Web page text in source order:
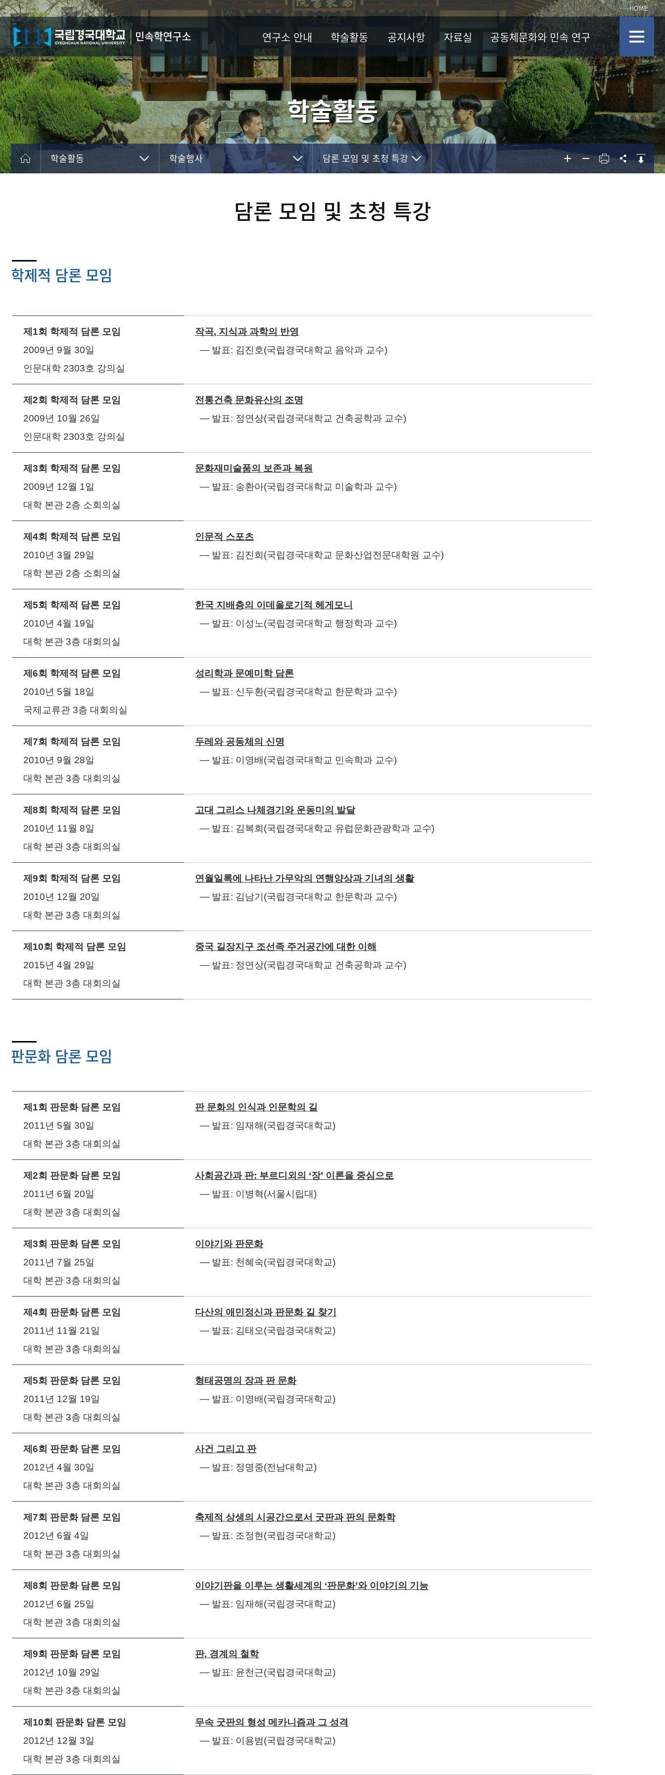
HOME
연구소 안내
인사말
소개
연혁
조직과 구성원
중·장기발전계획
대학중점연구소지원사업
오시는 길
학술활동
학술행사
학술총서
학술지
웹진
아카데미/공모전
공지사항 자료실
사진첩
공동체문화와 민속 연구
논문 투고
투고 규정
편집위원회 규정
학술지 발간 및 심사에 관한 규정
연구윤리위원회 규정
논문 검색
논문 투고
투고 규정
편집위원회 규정
학술지 발간 및 심사에 관한 규정
연구윤리위원회 규정
논문 검색
학술활동
학술활동
부가정보
학술행사 담론 모임 및 초청 특강
담론 모임 및 초청 특강
2009~2018년
담론 모임 및 초청 특강
학제적 담론 모임
제 1회 학제적 담론 모임
2009년 9월 30일
인문대학 2303호 강의실
작곡, 지식과 과학의 반영
― 발표: 김진호(국립경국대학교 음악과 교수)
제2회 학제적 담론 모임
2009년 10월 26일
인문대학 2303호 강의실
전통건축 문화유산의 조명
― 발표: 정연상(국립경국대학교 건축공학과 교수)
제3회 학제적 담론 모임
2009년 12월 1일
대학 본관 2층 소회의실
문화재미술품의 보존과 복원
― 발표: 송환아(국립경국대학교 미술학과 교수)
제4회 학제적 담론 모임
2010년 3월 29일
대학 본관 2층 소회의실
인문적 스포츠
― 발표: 김진희 (국립경국대학교 문화산업전문대학원 교수)
제5회 학제적 담론 모임
2010년 4월 19일
대학 본관 3층 대회의실
한국 지배층의 이데올로기적 헤게모니
― 발표: 이성노(국립경국대학교 행정학과 교수)
제6회 학제적 담론 모임
2010년 5월 18일
국제교류관 3층 대회의실
성리학과 문예미학 담론
― 발표: 신두환(국립경국대학교 한문학과 교수)
제7회 학제적 담론 모임
2010년 9월 28일
대학 본관 3층 대회의실
두레와 공동체의 신명
― 발표: 이영배 (국립경국대학교 민속학과 교수)
제8회 학제적 담론 모임
2010년 11월 8일
대학 본관 3층 대회의실
고대 그리스 나체경기와 운동미의 발달
― 발표: 김복희 (국립경국대학교 유럽문화관광학과 교수)
제9회 학제적 담론 모임
2010년 12월 20일
대학 본관 3층 대회의실
연월일록에 나타난 가무악의 연행양상과 기녀의 생활
― 발표: 김남기 (국립경국대학교 한문학과 교수)
제 10회 학제적 담론 모임
2015년 4월 29일
대학 본관 3층 대회의실
중국 길장지구 조선족 주거공간에 대한 이해
― 발표: 정연상(국립경국대학교 건축공학과 교수)
판문화 담론 모임
제 1회 판문화 담론 모임
2011년 5월 30일
대학 본관 3층 대회의실
판 문화의 인식과 인문학의 길
― 발표: 임재해 (국립경국대학교)
제2회 판문화 담론 모임
2011년 6월 20일
대학 본관 3층 대회의실
사회공간과 판: 부르디외의 ‘장’ 이론을 중심으로
― 발표: 이병혁(서울시립대)
제3회 판문화 담론 모임
2011년 7월 25일
대학 본관 3층 대회의실
이야기와 판문화
― 발표: 천혜숙(국립경국대학교)
제4회 판문화 담론 모임
2011년 11월 21일
대학 본관 3층 대회의실
다산의 애민정신과 판문화 길 찾기
― 발표: 김태오(국립경국대학교)
제5회 판문화 담론 모임
2011년 12월 19일
대학 본관 3층 대회의실
형태공명의 장과 판 문화
― 발표: 이영배 (국립경국대학교)
제6회 판문화 담론 모임
2012년 4월 30일
대학 본관 3층 대회의실
사건 그리고 판
― 발표: 정명중(전남대학교)
제7회 판문화 담론 모임
2012년 6월 4일
대학 본관 3층 대회의실
축제적 상생의 시공간으로서 굿판과 판의 문화학
― 발표: 조정현 (국립경국대학교)
제8회 판문화 담론 모임
2012년 6월 25일
대학 본관 3층 대회의실
이야기판을 이루는 생활세계의 ‘판문화’와 이야기의 기능
― 발표: 임재해 (국립경국대학교)
제9회 판문화 담론 모임
2012년 10월 29일
대학 본관 3층 대회의실
판, 경계의 철학
― 발표: 윤천근(국립경국대학교)
제 10회 판문화 담론 모임
2012년 12월 3일
대학 본관 3층 대회의실
무속 굿판의 형성 메카니즘과 그 성격
― 발표: 이용범(국립경국대학교)